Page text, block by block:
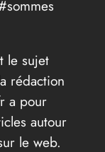
le sujet
rédaction
a pour
autour
le web.